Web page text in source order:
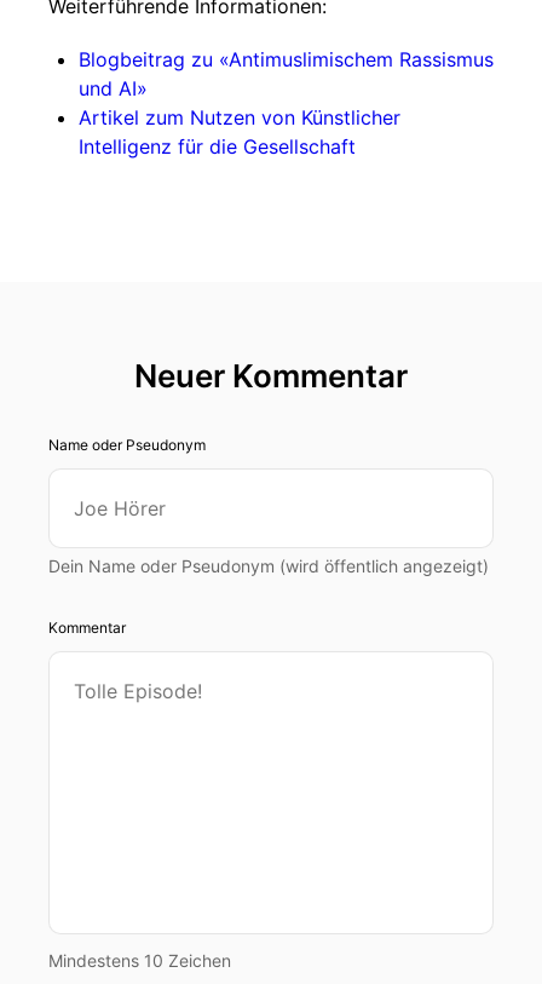
Weiterführende Informationen:
Blogbeitrag zu «Antimuslimischem Rassismus
und AI»
Artikel zum Nutzen von Künstlicher
Intelligenz für die Gesellschaft
Neuer Kommentar
Name oder Pseudonym
Dein Name oder Pseudonym (wird öffentlich angezeigt)
Kommentar
Mindestens 10 Zeichen